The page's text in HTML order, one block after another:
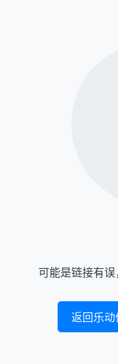
可能是链接有误
返回乐动